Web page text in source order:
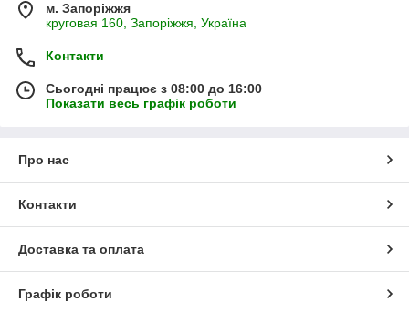
м. Запоріжжя
круговая 160, Запоріжжя, Україна
Контакти
Сьогодні працює з 08:00 до 16:00
Показати весь графік роботи
Про нас
Контакти
Доставка та оплата
Графік роботи